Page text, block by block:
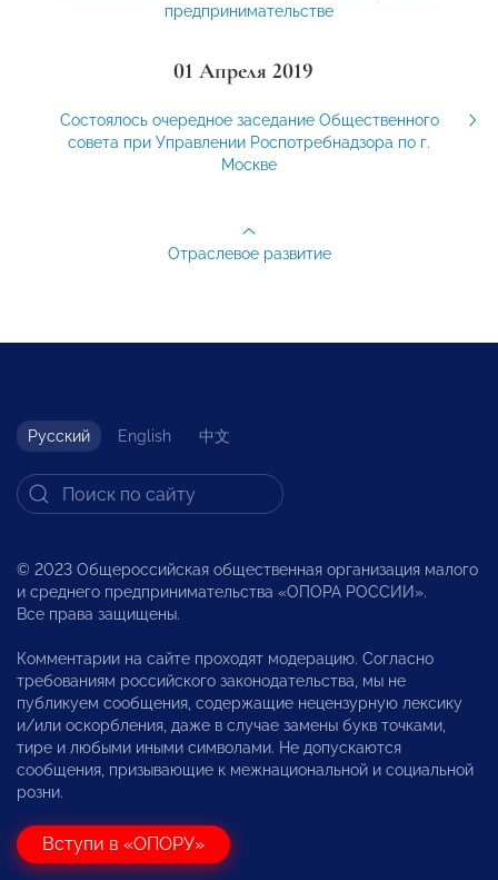
предпринимательстве
01 Апреля 2019
Состоялось очередное заседание Общественного
совета при Управлении Роспотребнадзора по г.
Москве
Отраслевое развитие
Русский English 中文
© 2023 Общероссийская общественная организация малого
и среднего предпринимательства «ОПОРА РОССИИ».
Все права защищены.
Комментарии на сайте проходят модерацию. Согласно
требованиям российского законодательства, мы не
публикуем сообщения, содержащие нецензурную лексику
и/или оскорбления, даже в случае замены букв точками,
тире и любыми иными символами. Не допускаются
сообщения, призывающие к межнациональной и социальной
розни.
Вступи в «ОПОРУ»